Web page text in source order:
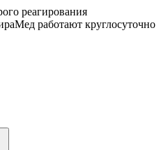
реагирования
работают круглосуточно